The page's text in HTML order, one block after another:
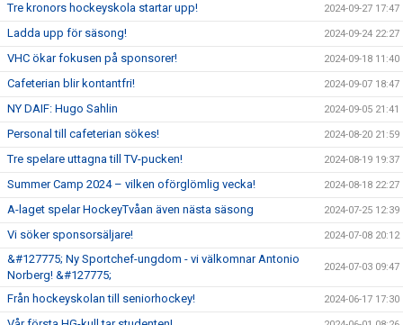
Tre kronors hockeyskola startar upp! 2024-09-27 17:47
Ladda upp för säsong! 2024-09-24 22:27
VHC ökar fokusen på sponsorer! 2024-09-18 11:40
Cafeterian blir kontantfri! 2024-09-07 18:47
NY DAIF: Hugo Sahlin 2024-09-05 21:41
Personal till cafeterian sökes! 2024-08-20 21:59
Tre spelare uttagna till TV-pucken! 2024-08-19 19:37
Summer Camp 2024 – vilken oförglömlig vecka! 2024-08-18 22:27
A-laget spelar HockeyTvåan även nästa säsong 2024-07-25 12:39
Vi söker sponsorsäljare! 2024-07-08 20:12
&#127775; Ny Sportchef-ungdom - vi välkomnar Antonio
Norberg! &#127775;
2024-07-03 09:47
Från hockeyskolan till seniorhockey! 2024-06-17 17:30